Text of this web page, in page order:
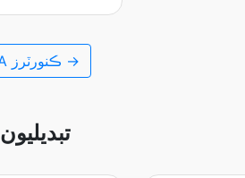
سڀ ڏسو M4A ڪنورٽرز →
ٻيا AC3 تبديليون